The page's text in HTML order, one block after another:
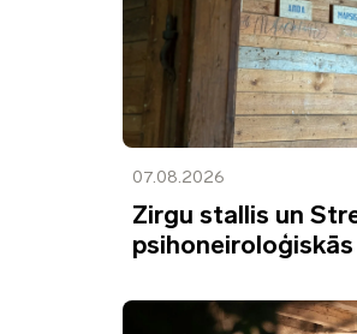
07.08.2026
Zirgu stallis un